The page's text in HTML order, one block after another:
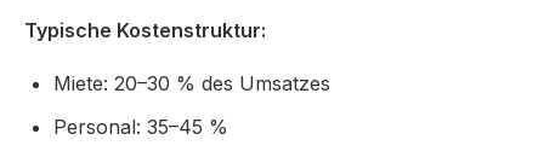
Typische Kostenstruktur:
Miete: 20–30 % des Umsatzes
Personal: 35–45 %